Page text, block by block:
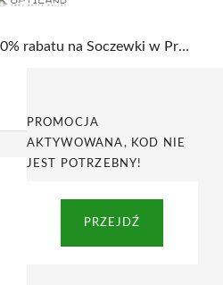
10% rabatu na Soczewki w Promocji w Optiland
PROMOCJA
AKTYWOWANA, KOD NIE
JEST POTRZEBNY!
PRZEJDŹ